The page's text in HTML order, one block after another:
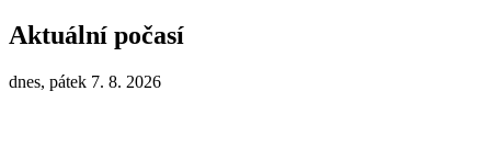
Aktuální počasí
dnes, pátek 7. 8. 2026